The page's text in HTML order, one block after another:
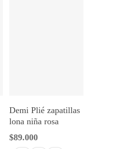
Seleccionar Opciones
Demi Plié zapatillas
lona niña rosa
$89.000